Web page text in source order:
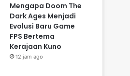
Mengapa Doom The
Dark Ages Menjadi
Evolusi Baru Game
FPS Bertema
Kerajaan Kuno
12 jam ago